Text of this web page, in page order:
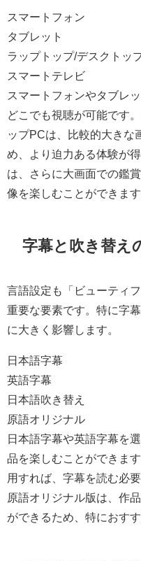
スマートフォン
タブレット
ラップトップ/デスクトッ
スマートテレビ
スマートフォンやタブレ
どこでも視聴が可能です
ップPCは、比較的大きな
め、より迫力ある体験が
は、さらに大画面での鑑
像を楽しむことができます
字幕と吹き替え
言語設定も「ビューティ
重要な要素です。特に字
に大きく影響します。
日本語字幕
英語字幕
日本語吹き替え
原語オリジナル
日本語字幕や英語字幕を
品を楽しむことができま
用すれば、字幕を読む必
原語オリジナル版は、作
ができるため、特におすす